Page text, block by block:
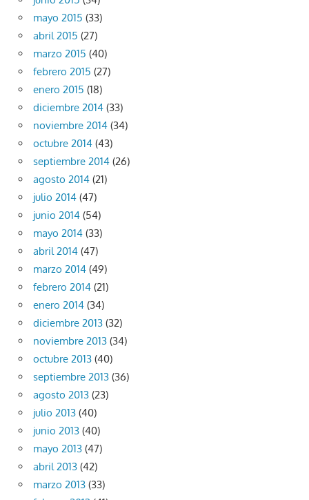
mayo 2015 (33)
abril 2015 (27)
marzo 2015 (40)
febrero 2015 (27)
enero 2015 (18)
diciembre 2014 (33)
noviembre 2014 (34)
octubre 2014 (43)
septiembre 2014 (26)
agosto 2014 (21)
julio 2014 (47)
junio 2014 (54)
mayo 2014 (33)
abril 2014 (47)
marzo 2014 (49)
febrero 2014 (21)
enero 2014 (34)
diciembre 2013 (32)
noviembre 2013 (34)
octubre 2013 (40)
septiembre 2013 (36)
agosto 2013 (23)
julio 2013 (40)
junio 2013 (40)
mayo 2013 (47)
abril 2013 (42)
marzo 2013 (33)